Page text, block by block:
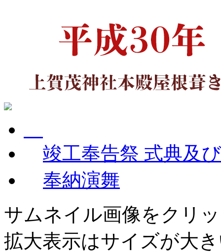
竣工奉告祭 式典及
奉納演舞
サムネイル画像をクリ
拡大表示はサイズが大